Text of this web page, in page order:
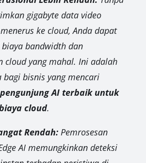
gigabyte data video
ke cloud, Anda dapat
bandwidth dan
cloud yang mahal. Ini adalah
bisnis yang mencari
AI terbaik untuk
cloud.
Rendah:Pemrosesan
AI memungkinkan deteksi